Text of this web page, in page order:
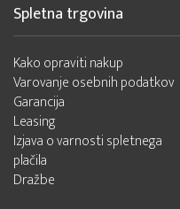
Spletna trgovina
Kako opraviti nakup
Varovanje osebnih podatkov
Garancija
Leasing
Izjava o varnosti spletnega
plačila
Dražbe